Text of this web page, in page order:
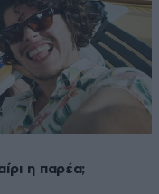
η παρέα;